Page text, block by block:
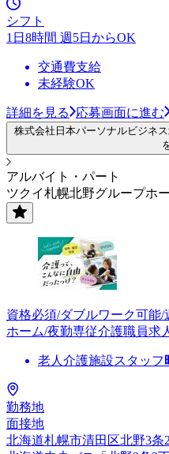
シフト
1日8時間 週5日からOK
交通費支給
未経験OK
詳細を見る 応募画面に進む
株式会社日本パーソナルビジネ
アルバイト・パート
ツクイ札幌北野グループホ
資格必須/ダブルワーク可能
ホーム/夜勤専従介護職員求
老人介護施設スタッフ
勤務地
面接地
北海道札幌市清田区北野3条